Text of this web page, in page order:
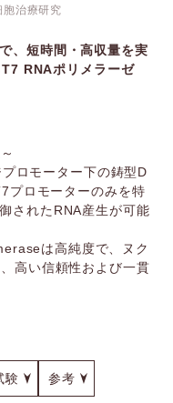
胞治療研究
、短時間・高収量を実
RNAポリメラーゼ
ロモーター下の鋳型D
プロモーターのみを特
されたRNA産生が可能
は高純度で、ヌク
高い信頼性および一貫
験 参考